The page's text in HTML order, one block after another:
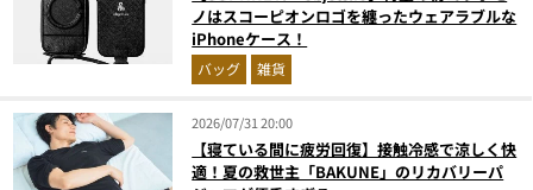
ノはスコーピオンロゴを纏ったウェアラブルな
iPhoneケース！
バッグ 雑貨
2026/07/31 20:00
【寝ている間に疲労回復】接触冷感で涼しく快
適！夏の救世主「BAKUNE」のリカバリーパ